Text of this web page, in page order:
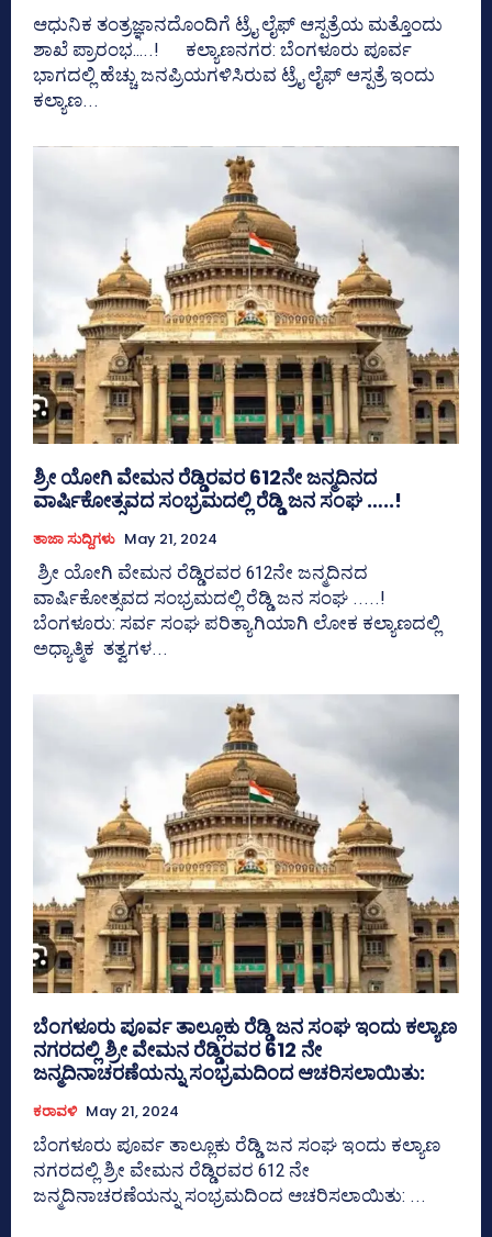
ಆಧುನಿಕ ತಂತ್ರಜ್ಞಾನದೊಂದಿಗೆ ಟ್ರೈ ಲೈಫ್ ಆಸ್ಪತ್ರೆಯ ಮತ್ತೊಂದು
ಶಾಖೆ ಪ್ರಾರಂಭ…..! ಕಲ್ಯಾಣನಗರ: ಬೆಂಗಳೂರು ಪೂರ್ವ
ಭಾಗದಲ್ಲಿ ಹೆಚ್ಚು ಜನಪ್ರಿಯಗಳಿಸಿರುವ ಟ್ರೈ ಲೈಫ್ ಆಸ್ಪತ್ರೆ ಇಂದು
ಕಲ್ಯಾಣ...
ಶ್ರೀ ಯೋಗಿ ವೇಮನ ರೆಡ್ಡಿರವರ 612ನೇ ಜನ್ಮದಿನದ
ವಾರ್ಷಿಕೋತ್ಸವದ ಸಂಭ್ರಮದಲ್ಲಿ ರೆಡ್ಡಿ ಜನ ಸಂಘ …..!
ತಾಜಾ ಸುದ್ದಿಗಳು May 21, 2024
ಶ್ರೀ ಯೋಗಿ ವೇಮನ ರೆಡ್ಡಿರವರ 612ನೇ ಜನ್ಮದಿನದ
ವಾರ್ಷಿಕೋತ್ಸವದ ಸಂಭ್ರಮದಲ್ಲಿ ರೆಡ್ಡಿ ಜನ ಸಂಘ .....!
ಬೆಂಗಳೂರು: ಸರ್ವ ಸಂಘ ಪರಿತ್ಯಾಗಿಯಾಗಿ ಲೋಕ ಕಲ್ಯಾಣದಲ್ಲಿ
ಅಧ್ಯಾತ್ಮಿಕ ತತ್ವಗಳ...
ಬೆಂಗಳೂರು ಪೂರ್ವ ತಾಲ್ಲೂಕು ರೆಡ್ಡಿ ಜನ ಸಂಘ ಇಂದು ಕಲ್ಯಾಣ
ನಗರದಲ್ಲಿ ಶ್ರೀ ವೇಮನ ರೆಡ್ಡಿರವರ 612 ನೇ
ಜನ್ಮದಿನಾಚರಣೆಯನ್ನು ಸಂಭ್ರಮದಿಂದ ಆಚರಿಸಲಾಯಿತು:
ಕರಾವಳಿ May 21, 2024
ಬೆಂಗಳೂರು ಪೂರ್ವ ತಾಲ್ಲೂಕು ರೆಡ್ಡಿ ಜನ ಸಂಘ ಇಂದು ಕಲ್ಯಾಣ
ನಗರದಲ್ಲಿ ಶ್ರೀ ವೇಮನ ರೆಡ್ಡಿರವರ 612 ನೇ
ಜನ್ಮದಿನಾಚರಣೆಯನ್ನು ಸಂಭ್ರಮದಿಂದ ಆಚರಿಸಲಾಯಿತು: ...